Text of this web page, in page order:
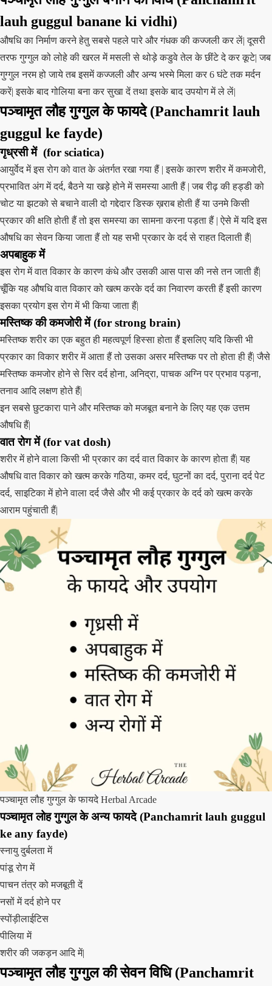
lauh guggul banane ki vidhi)
औषधि का निर्माण करने हेतु सबसे पहले पारे और गंधक की कज्जली कर लें| दूसरी
तरफ गुग्गुल को लोहे की खरल में मसली से थोड़े कडुवे तेल के छींटे दे कर कूटे| जब
गुग्गुल नरम हो जाये तब इसमें कज्जली और अन्य भस्मे मिला कर 6 घंटे तक मर्दन
करें| इसके बाद गोलिया बना कर सुखा दें तथा इसके बाद उपयोग में ले लें|
पञ्चामृत लौह गुग्गुल के फायदे (Panchamrit lauh
guggul ke fayde)
गृध्रसी में (for sciatica)
आयुर्वेद में इस रोग को वात के अंतर्गत रखा गया हैं | इसके कारण शरीर में कमजोरी,
प्रभावित अंग में दर्द, बैठने या खड़े होने में समस्या आती हैं | जब रीढ़ की हड्डी को
चोट या झटको से बचाने वाली दो गद्देदार डिस्क ख़राब होती हैं या उनमे किसी
प्रकार की क्षति होती हैं तो इस समस्या का सामना करना पड़ता हैं | ऐसे में यदि इस
औषधि का सेवन किया जाता हैं तो यह सभी प्रकार के दर्द से राहत दिलाती हैं|
अपबाहुक में
इस रोग में वात विकार के कारण कंधे और उसकी आस पास की नसे तन जाती हैं|
चूँकि यह औषधि वात विकार को खत्म करके दर्द का निवारण करती हैं इसी कारण
इसका प्रयोग इस रोग में भी किया जाता हैं|
मस्तिष्क की कमजोरी में (for strong brain)
मस्तिष्क शरीर का एक बहुत ही महत्वपूर्ण हिस्सा होता हैं इसलिए यदि किसी भी
प्रकार का विकार शरीर में आता हैं तो उसका असर मस्तिष्क पर तो होता ही हैं| जैसे
मस्तिष्क कमजोर होने से सिर दर्द होना, अनिद्रा, पाचक अग्नि पर प्रभाव पड़ना,
तनाव आदि लक्षण होते हैं|
इन सबसे छुटकारा पाने और मस्तिष्क को मजबूत बनाने के लिए यह एक उत्तम
औषधि हैं|
वात रोग में (for vat dosh)
शरीर में होने वाला किसी भी प्रकार का दर्द वात विकार के कारण होता हैं| यह
औषधि वात विकार को खत्म करके गठिया, कमर दर्द, घुटनों का दर्द, पुराना दर्द पेट
दर्द, साइटिका में होने वाला दर्द जैसे और भी कई प्रकार के दर्द को खत्म करके
आराम पहुंचाती हैं|
पञ्चामृत लौह गुग्गुल के फायदे Herbal Arcade
पञ्चामृत लोह गुग्गुल के अन्य फायदे (Panchamrit lauh guggul
ke any fayde)
स्नायु दुर्बलता में
पांडू रोग में
पाचन तंत्र को मजबूती दें
नसों में दर्द होने पर
स्पोंड़ीलाईटिस
पीलिया में
शरीर की जकड़न आदि में|
पञ्चामृत लौह गुग्गुल की सेवन विधि (Panchamrit